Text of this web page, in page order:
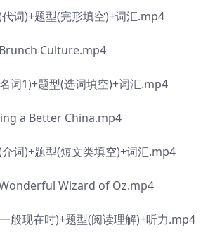
)+题型(完形填空)+词汇.mp4
Culture.mp4
1)+题型(选词填空)+词汇.mp4
a Better China.mp4
)+题型(短文类填空)+词汇.mp4
Wizard of Oz.mp4
现在时)+题型(阅读理解)+听力.mp4